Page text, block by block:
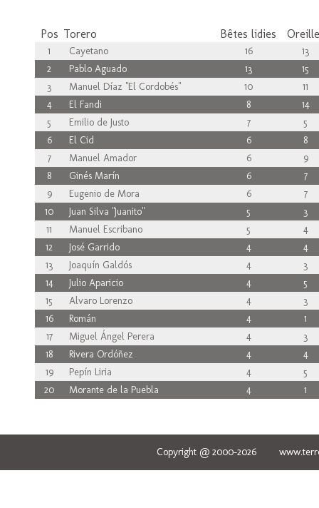
Pos Torero Bêtes lidies
1 Cayetano 16
13
2
Pablo Aguado 13
15
3
Manuel Díaz "El Cordobés" 10
11
4
El Fandi 8
14
5
Emilio de Justo 7
5
6
El Cid 6
8
7
Manuel Amador 6
9
8
Ginés Marín 6
7
9
Eugenio de Mora 6
7
10
Juan Silva "Juanito" 5
3
11
Manuel Escribano 5
4
12
José Garrido 4
4
13
Joaquín Galdós 4
3
14
Julio Aparicio 4
5
15
Alvaro Lorenzo 4
3
16
Román 4
1
17
Miguel Ángel Perera 4
3
18
Rivera Ordóñez 4
4
19
Pepín Liria 4
5
20
Morante de la Puebla 4 1
Copyright @ 2000-2026